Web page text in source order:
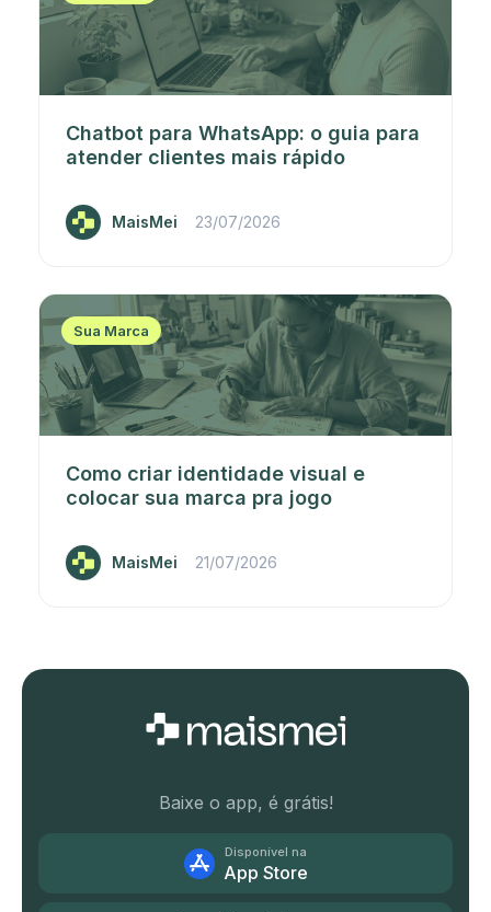
Chatbot para WhatsApp: o guia para
atender clientes mais rápido
MaisMei 23/07/2026
Sua Marca
Como criar identidade visual e
colocar sua marca pra jogo
MaisMei 21/07/2026
Baixe o app, é grátis!
Disponível na
App Store